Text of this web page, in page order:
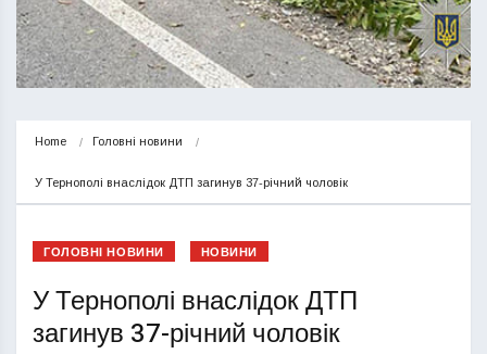
Home Головні новини
У Тернополі внаслідок ДТП загинув 37-річний чоловік
ГОЛОВНІ НОВИНИ НОВИНИ
У Тернополі внаслідок ДТП
загинув 37-річний чоловік